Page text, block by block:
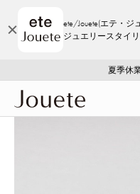
ete/Jouete(エテ・
ジュエリースタイリ
ご注文いただい
夏季休
WEB
ご注文いただい